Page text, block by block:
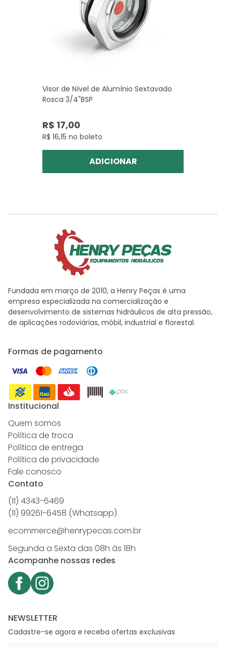
Visor de Nível de Alumínio Sextavado
Rosca 3/4"BSP
R$ 17,00
R$ 16,15 no boleto
ADICIONAR
Fundada em março de 2010, a Henry Peças é uma
empresa especializada na comercialização e
desenvolvimento de sistemas hidráulicos de alta pressão,
de aplicações rodoviárias, móbil, industrial e florestal.
Formas de pagamento
Institucional
Quem somos
Política de troca
Política de entrega
Política de privacidade
Fale conosco
Contato
(11) 4343-6469
(11) 99261-6458 (Whatsapp)
ecommerce@henrypecas.com.br
Segunda a Sexta das 08h às 18h
Acompanhe nossas redes
NEWSLETTER
Cadastre-se agora e receba ofertas exclusivas